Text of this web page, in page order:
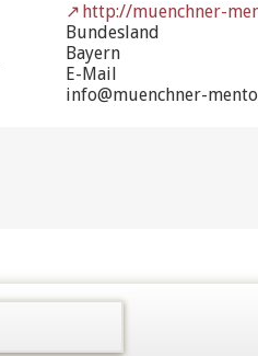
http://muenchner-
Bundesland
Bayern
E-Mail
info@muenchner-